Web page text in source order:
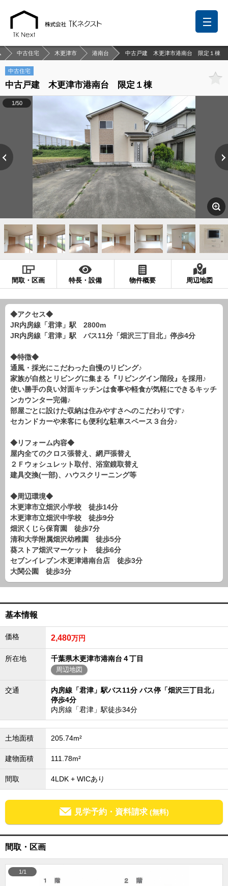
中古住宅 木更津市 港南台 中古戸建 木更津市港南台 限定１棟
中古住宅
中古戸建 木更津市港南台 限定１棟
1/50
間取・区画 特長・設備 物件概要 周辺地図
◆アクセス◆
JR内房線「君津」駅 2800m
JR内房線「君津」駅 バス11分「畑沢三丁目北」停歩4分
◆特徴◆
通風・採光にこだわった自慢のリビング♪
家族が自然とリビングに集まる『リビングイン階段』を採用♪
使い勝手の良い対面キッチンは食事や軽食が気軽にできるキッチ
ンカウンター完備♪
部屋ごとに設けた収納は住みやすさへのこだわりです♪
セカンドカーや来客にも便利な駐車スペース３台分♪
◆リフォーム内容◆
屋内全てのクロス張替え、網戸張替え
２Ｆウォシュレット取付、浴室鏡取替え
建具交換(一部)、ハウスクリーニング等
◆周辺環境◆
木更津市立畑沢小学校 徒歩14分
木更津市立畑沢中学校 徒歩9分
畑沢くじら保育園 徒歩7分
清和大学附属畑沢幼稚園 徒歩5分
葵ストア畑沢マーケット 徒歩6分
セブンイレブン木更津港南台店 徒歩3分
大関公園 徒歩3分
基本情報
価格 2,480万円
所在地 千葉県木更津市港南台４丁目
周辺地図
交通
内房線「君津」駅バス11分 バス停「畑沢三丁目北」
停歩4分
内房線「君津」駅徒歩34分
土地面積 205.74m²
建物面積 111.78m²
間取 4LDK + WICあり
見学予約・資料請求 (無料)
間取・区画
1/1
前回の履歴 検討リスト 保存した検索条件
中国語での対応も可能です
お問い合わせ
営業メールは固くお断りします
お知らせ
千葉本店 松戸支店 成田支店 木更津支店
東京支店
神奈川支店
沖縄支店
現地販売会情報
千葉本店 松戸支店 成田支店 木更津支店
東京支店
神奈川支店
沖縄支店
千葉本店 松戸支店
神奈川支店
沖縄支店
売却査定
お問い合わせ サイトマップ
プライバシーポリシー
物件検索
新築一戸建
エリアから探す
路線から探す
中古一戸建
エリアから探す
路線から探す
マンション
エリアから探す
路線から探す
土 地
エリアから探す
路線から探す
エリアから物件検索
松戸･柏方面エリア
松戸･柏方面エリアの新築一戸建
松戸･柏方面エリアの中古一戸建
松戸･柏方面エリアのマンション
松戸･柏方面エリアの土地
成田･銚子方面エリア
成田･銚子方面エリアの新築一戸建
成田･銚子方面エリアの中古一戸建
成田･銚子方面エリアのマンション
成田･銚子方面エリアの土地
四街道･佐倉･八千代方面エリア
四街道･佐倉･八千代方面エリアの新築一戸建
四街道･佐倉･八千代方面エリアの中古一戸建
四街道･佐倉･八千代方面エリアのマンション
船橋･市川･浦安方面エリア
船橋･市川･浦安方面エリアの新築一戸建
船橋･市川･浦安方面エリアの中古一戸建
船橋･市川･浦安方面エリアのマンション
船橋･市川･浦安方面エリアの土地
千葉市エリア
千葉市エリアの新築一戸建